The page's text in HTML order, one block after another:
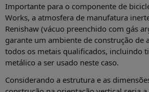
Importante para o componente de
Works, a atmosfera de manufatura
Renishaw (vácuo preenchido com gás
garante um ambiente de construção de
todos os metais qualificados, incluindo
metálico a ser usado neste caso.
Considerando a estrutura e as